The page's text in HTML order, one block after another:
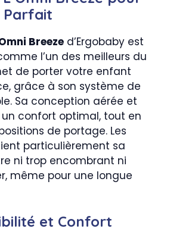
Parfait
Breeze d’Ergobaby est
l’un des meilleurs du
de porter votre enfant
grâce à son système de
Sa conception aérée et
confort optimal, tout en
de portage. Les
particulièrement sa
ni trop encombrant ni
même pour une longue
et Confort